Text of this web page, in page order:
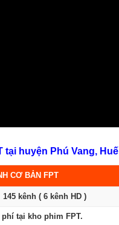
tại huyện Phú Vang, Huế
CƠ BẢN FPT
145 kênh ( 6 kênh HD )
tại kho phim FPT.